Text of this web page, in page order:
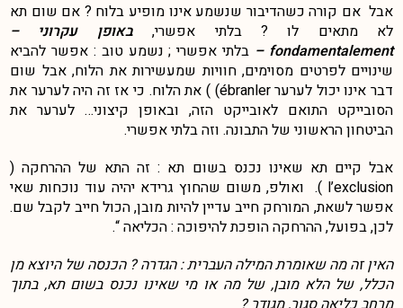
אבל אם קורה כשהדיבור שנשמע אינו מופיע בלוח ? אם שום תא
לא מתאים לו ? בלתי אפשרי,באופן עקרוני –
fondamentalement –
בלתי אפשרי ; נשמע טוב : אפשר להביא
שינויים לפרטים מסוימים, חוויות שמעשירות את הלוח, אבל שום
דבר אינו יכול לערער ébranler) ) את הלוח. כי אז זה היה לערער את
הסובייקט התואם לאובייקט הזה, ובאופן קיצוני… לערער את
הביטחון הראשוני של התבונה. וזה בלתי אפשרי.
אבל קיים תא שאינו נכנס בשום תא : זה התא של ההרחקה (
l’exclusion ). ואולפ, משום שהחוץ גרידא יהיה עוד נוכחות שאי
אפשר לשאת, המורחק חייב עדיין להיות מובן, הכול חייב לקבל שם.
לכן, בפועל, ההרחקה הופכת להיפוכה : הכליאה “.
האין זה מה שאומרת המילה העברית : הגדרה ? הכנסה של היוצא מן
הכלל, של הלא מובן, של מה או מי שאינו נכנס בשום תא, בתוך